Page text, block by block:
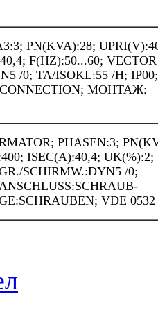
PN(KVA):28;
F(HZ):50...60; VECTOR
/0; TA/ISOKL:55 /H;
МОНТАЖ:
PHASEN:3;
ISEC(A):40,4; UK(%):2;
SCHIRMW.:DYN5 /0;
VDE 0532